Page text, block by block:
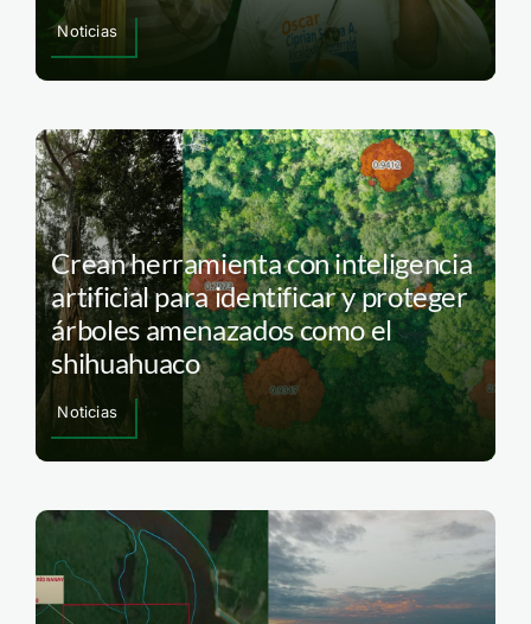
Noticias
Crean herramienta con inteligencia
artificial para identificar y proteger
árboles amenazados como el
shihuahuaco
Noticias